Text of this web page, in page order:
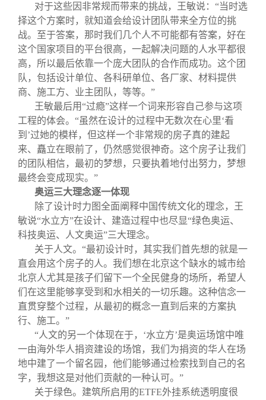
对于这些因非常规而带来的挑战，王敏说：“当时选
择这个方案时，就知道会给设计团队带来全方位的挑
战。至于答案，那时我们几个人不可能都有答案，好在
这个国家项目的平台很高，一起解决问题的人水平都很
高，所以最后依靠一个庞大团队的合作而成功。这个团
队，包括设计单位、各科研单位、各厂家、材料提供
商、施工方、业主团队，等等。”
王敏最后用“过瘾”这样一个词来形容自己参与这项
工程的体会。“虽然在设计的过程中无数次在心里‘看
到’过她的模样，但这样一个非常规的房子真的建起
来、矗立在眼前了，仍然感觉很神奇。这个房子让我们
的团队相信，最初的梦想，只要执着地付出努力，梦想
最终会变成现实。”
奥运三大理念逐一体现
除了设计时力图全面阐释中国传统文化的理念，王
敏说“水立方”在设计、建造过程中也尽显“绿色奥运、
科技奥运、人文奥运”三大理念。
关于人文。“最初设计时，其实我们首先想的就是一
直会用这个房子的人。我们想在北京这个缺水的城市给
北京人尤其是孩子们留下一个全民健身的场所，希望人
们在这里能够享受到和水相关的一切乐趣。这种信念一
直贯穿整个过程，从最初的概念一直到后来的方案执
行、施工。”
“人文的另一个体现在于，‘水立方’是奥运场馆中唯
一由海外华人捐资建设的场馆，我们为捐资的华人在场
地中建了一个留名园，他们能够通过检索找到自己的名
字，我想这是对他们贡献的一种认可。”
关于绿色。建筑所启用的ETFE外挂系统透明度很